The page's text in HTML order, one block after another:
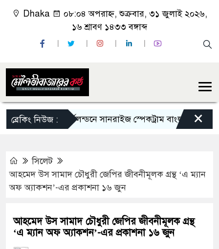
Dhaka
০৮:০৪ অপরাহ্ন, শুক্রবার, ৩১ জুলাই ২০২৬,
১৬ শ্রাবণ ১৪৩৩ বঙ্গাব্দ
ব্রেকিং নিউজ :পূর্বলন্ডনে সানরাইজ স্পেকট্রাম বাংলা রেডিও ×
সিলেট
আহমেদ উস সামাদ চৌধুরী জেপির জীবনীমূলক গ্রন্থ ‘এ ম্যান
অফ অ্যাকশন’-এর প্রকাশনা ১৬ জুন
আহমেদ উস সামাদ চৌধুরী জেপির জীবনীমূলক গ্রন্থ
‘এ ম্যান অফ অ্যাকশন’-এর প্রকাশনা ১৬ জুন